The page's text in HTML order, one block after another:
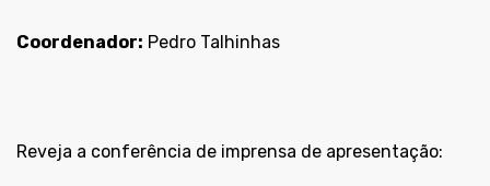
Coordenador: Pedro Talhinhas
Reveja a conferência de imprensa de apresentação: